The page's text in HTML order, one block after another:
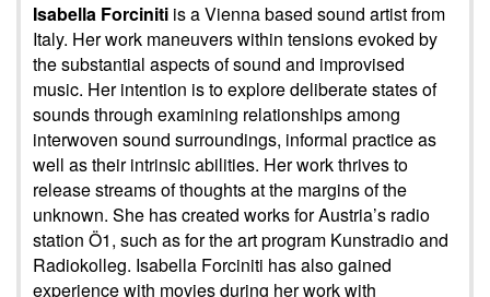
Isabella Forciniti is a Vienna based sound artist from
Italy. Her work maneuvers within tensions evoked by
the substantial aspects of sound and improvised
music. Her intention is to explore deliberate states of
sounds through examining relationships among
interwoven sound surroundings, informal practice as
well as their intrinsic abilities. Her work thrives to
release streams of thoughts at the margins of the
unknown. She has created works for Austria’s radio
station Ö1, such as for the art program Kunstradio and
Radiokolleg. Isabella Forciniti has also gained
experience with movies during her work with